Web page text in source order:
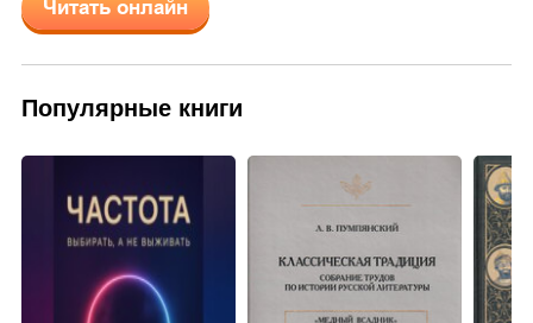
Читать онлайн
Популярные книги